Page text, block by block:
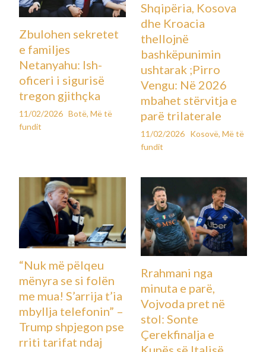
Zbulohen sekretet
e familjes
Netanyahu: Ish-
oficeri i sigurisë
tregon gjithçka
11/02/2026 Botë,Më të
fundit
Shqipëria, Kosova
dhe Kroacia
thellojnë
bashkëpunimin
ushtarak ;Pirro
Vengu: Në 2026
mbahet stërvitja e
parë trilaterale
11/02/2026 Kosovë, Më të
fundit
“Nuk më pëlqeu
mënyra se si folën
me mua! S’arrija t’ia
mbyllja telefonin” –
Trump shpjegon pse
rriti tarifat ndaj
Rrahmani nga
minuta e parë,
Vojvoda pret në
stol: Sonte
Çerekfinalja e